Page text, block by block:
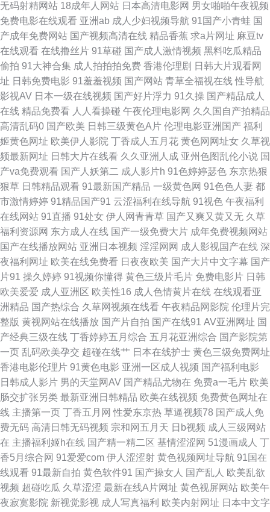
传媒91在线播放 日韩三级www 91制片厂无码色情 日韩无码久久人妻观看 福
利社区视频导航 91日韩黑丝 伪娘自蔚 国产91看片婬黄大片 91久久蜜桃网
美女理论欧美 91视频线上网站 欧美第1色网 91美女逼 黄色笑话激情五月天
超碰伊人福利97 91爱啪 黑丝美女白虎 亚洲97婷婷亚洲 91色社 夜间肏屄免
费 激情性爱100P 伊人大香蕉网 东方AV正在进入 日韩特黄A片 久草资源在线
91视频在线观看免费观看 日韩无码高清网址 91色情在线观看 色呦呦网站入
口国 www五月婷婷 欧美亚洲日韩成人 国产原创在线五区 91福利在 海角社
区大香蕉免费 亚洲天堂色在线 ts操逼视频 香蕉伊人9 成人看片339CC 日韩
中文字幕在线 av草逼网 91啦刺激熟女 青娱乐国产 91茄子桃子 欧美恋足网
站 俺去啦视频官网 欧亚四区三级 97久久视频 日韩精品国伦在线播放 91精东
福利片 色鬼綜合爽爽 福利社午夜剧场 91N综合视频 国产精品久久人 午夜福
利视频网 成人9一免费 香蕉91在线 欧美成人黑白配 97超碰在线人人草 91国
产精品熟女在线 深夜福利91 91在线拍拍 婷婷午夜 成人性视频 午夜视频三区
91黄色直播网站 韩国操b伦理片 91av天堂影院 日韩综合社区在线观看 成人
精品成人导航 在线99视频 精品久久免费人妻 91妻人人爽人人看片 中文字幕
影音先锋资源 日韩黄视 精品福利无码 91停停色网 深爱激情欧美 91色交 激
情另类海角 影音先锋人妻在线A片 黄污网站 91超碰人妻与人人 国产专区中
无码射精网站 18成年人网站 日本高清电影网 男女啪啪午夜视频
免费电影在线观看 亚洲ab 成人少妇视频导航 91国产小青蛙 国
产成年免费网站 国产视频高清在线 精品香蕉 求a片网址 麻豆tv
在线观看 在线撸丝片 91草碰 国产成人激情视频 黑料吃瓜精品
偷拍 91大神合集 成人拍拍拍免费 香港伦理剧 日韩大片观看网
址 日韩免费电影 91羞羞视频 国产网站 青草全福视在线 性导航
影视AV 日本一级在线视频 国产好片浮力 91久操 国产精品成人
在线 精品免费看 人人看操碰 午夜伦理电影网 久久国自产拍精品
高清乱码0 国产欧美 日韩三级黄色A片 伦理电影亚洲国产 福利
姬黄色网址 欧美伊人影院 丁香成人五月花 黄色网网址女 久草视
频最新网址 日韩大片在线看 久久亚洲人成 亚州色图乱伦小说 国
产va免费观看 国产人妖第二 成人影片h 91色婷婷瑟色 东京热狠
狠草 日韩精品观看 91最新国产精品 一级黄色网 91色色人妻 都
市激情婷婷 91精品国产91 云涩福利在线导航 91视色 午夜福利
在线网站 91直播 91处女 伊人网青青草 国产又爽又黄又无 久草
福利资源网 东方成人在线 国产一级免费大片 成年免费视频网站
国产在线播放网站 亚洲日本视频 淫淫网网 成人影视国产在线 深
夜福利网址 欧美在线免费看 日夜夜欧美 国产大片中文字幕 国产
片91 操久婷婷 91视频你懂得 黄色三级片毛片 免费电影片 日韩
欧美爱爱 成人亚洲区 欧美性16 成人色情黄片在线 在线观看亚
洲精品 国产热综合 久草网视频在线看 午夜精品网影院 伦理片完
整版 黄视网站在线播放 国产片自拍 国产在线91 AV亚洲网址 国
产经典三级在线 丁香婷婷五月综合 五月花亚洲综合 国产影院第
一页 乱码欧美孕交 超碰在线艹 日本在线护士 黄色三级免费网址
香港电影伦理片 91黄色电影 亚洲一区成人视频 国产福利电影
日韩成人影片 男的天堂网AV 国产精品尤物在 免费a一毛片 欧美
肠交扩张另类 最新亚洲日韩精品 欧美在线视频 免费黄色网址在
线 主播第一页 丁香五月网 性爱东京热 草逼视频78 国产成人免
费无码 高清日韩无码视频 宗和网五月天 日b视频 成人三级网站
在 主播福利姬h在线 国产精一精二区 基情涩涩网 51漫画成人 丁
香5月综合网 91爱爱com 伊人涩涩射 黄色视频网址导航 91国在
线观看 91最新自拍 黄色软件91 国产操女人 国产乱人 欧美乱欲
视频 超碰吃瓜 久草涩涩 最新在线A片网址 黄色视屏网站 欧美午
夜寂寞影院 新视觉影视 成人写真福利 欧美内射网址 日本中文字